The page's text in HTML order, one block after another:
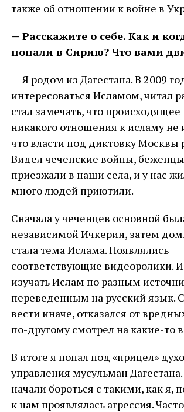
также об отношении к войне в
— Расскажите о себе. Как и
попали в Сирию? Что вами
— Я родом из Дагестана. В 2009
интересоваться Исламом, читал
стал замечать, что происходящее
никакого отношения к исламу не
что власти под диктовку Москвы
Видел чеченские войны,
приезжали в наши села, и у нас
много людей приютили.
Сначала у чеченцев основной
независимой Ичкерии, затем
стала тема Ислама. Появлялись
соответствующие видеоролики. И
изучать Ислам по разным
переведенным на русский язык.
вести иначе, отказался от
по-другому смотрел на какие-то
В итоге я попал под «прицел»
управления мусульман
начали бороться с такими, как я,
к нам проявлялась агрессия.